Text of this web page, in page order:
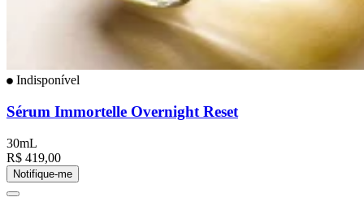
Indisponível
Sérum Immortelle Overnight Reset
30mL
R$ 419,00
Notifique-me